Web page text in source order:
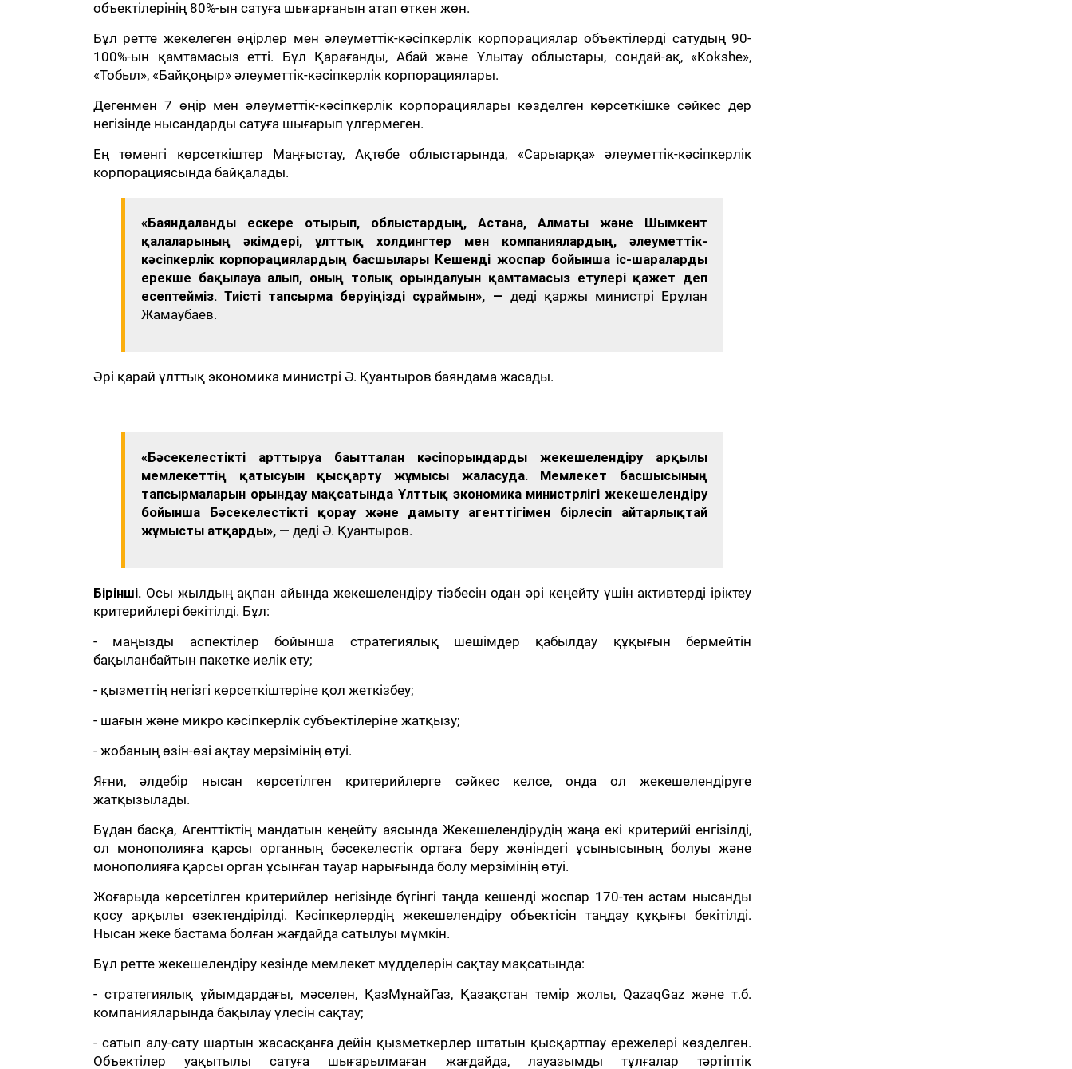
объектілерінің 80%-ын сатуға шығарғанын атап өткен жөн.
Бұл ретте жекелеген өңірлер мен әлеуметтік-кәсіпкерлік корпорациялар объектілерді сатудың 90-
100%-ын қамтамасыз етті. Бұл Қарағанды, Абай және Ұлытау облыстары, сондай-ақ, «Kokshe»,
«Тобыл», «Байқоңыр» әлеуметтік-кәсіпкерлік корпорациялары.
Дегенмен 7 өңір мен әлеуметтік-кәсіпкерлік корпорациялары көзделген көрсеткішке сәйкес дер
негізінде нысандарды сатуға шығарып үлгермеген.
Ең төменгі көрсеткіштер Маңғыстау, Ақтөбе облыстарында, «Сарыарқа» әлеуметтік-кәсіпкерлік
корпорациясында байқалады.
«Баяндалғанды ескере отырып, облыстардың, Астана, Алматы және Шымкент
қалаларының әкімдері, ұлттық холдингтер мен компаниялардың, әлеуметтік-
кәсіпкерлік корпорациялардың басшылары Кешенді жоспар бойынша іс-шараларды
ерекше бақылауға алып, оның толық орындалуын қамтамасыз етулері қажет деп
есептейміз. Тиісті тапсырма беруіңізді сұраймын», — деді қаржы министрі Ерұлан
Жамаубаев.
Әрі қарай ұлттық экономика министрі Ә. Қуантыров баяндама жасады.
«Бәсекелестікті арттыруға бағытталған кәсіпорындарды жекешелендіру арқылы
мемлекеттің қатысуын қысқарту жұмысы жалғасуда. Мемлекет басшысының
тапсырмаларын орындау мақсатында Ұлттық экономика министрлігі жекешелендіру
бойынша Бәсекелестікті қорғау және дамыту агенттігімен бірлесіп айтарлықтай
жұмысты атқарды», — деді Ә. Қуантыров.
Бірінші. Осы жылдың ақпан айында жекешелендіру тізбесін одан әрі кеңейту үшін активтерді іріктеу
критерийлері бекітілді. Бұл:
- маңызды аспектілер бойынша стратегиялық шешімдер қабылдау құқығын бермейтін
бақыланбайтын пакетке иелік ету;
- қызметтің негізгі көрсеткіштеріне қол жеткізбеу;
- шағын және микро кәсіпкерлік субъектілеріне жатқызу;
- жобаның өзін-өзі ақтау мерзімінің өтуі.
Яғни, әлдебір нысан көрсетілген критерийлерге сәйкес келсе, онда ол жекешелендіруге
жатқызылады.
Бұдан басқа, Агенттіктің мандатын кеңейту аясында Жекешелендірудің жаңа екі критерийі енгізілді,
ол монополияға қарсы органның бәсекелестік ортаға беру жөніндегі ұсынысының болуы және
монополияға қарсы орган ұсынған тауар нарығында болу мерзімінің өтуі.
Жоғарыда көрсетілген критерийлер негізінде бүгінгі таңда кешенді жоспар 170-тен астам нысанды
қосу арқылы өзектендірілді. Кәсіпкерлердің жекешелендіру объектісін таңдау құқығы бекітілді.
Нысан жеке бастама болған жағдайда сатылуы мүмкін.
Бұл ретте жекешелендіру кезінде мемлекет мүдделерін сақтау мақсатында:
- стратегиялық ұйымдардағы, мәселен, ҚазМұнайГаз, Қазақстан темір жолы, QazaqGaz және т.б.
компанияларында бақылау үлесін сақтау;
- сатып алу-сату шартын жасасқанға дейін қызметкерлер штатын қысқартпау ережелері көзделген.
Объектілер уақытылы сатуға шығарылмаған жағдайда, лауазымды тұлғалар тәртіптік